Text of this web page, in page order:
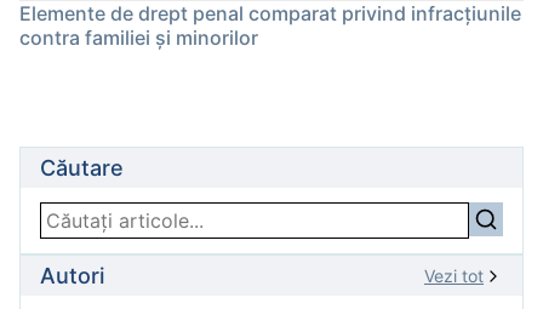
Elemente de drept penal comparat privind infracţiunile
contra familiei şi minorilor
Căutare
Autori Vezi tot